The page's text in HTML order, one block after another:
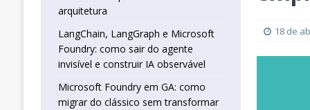
que jogar tudo para um LLM
[ 25 de abril de 2026 ]
Vibe Coding
18 de
arquitetura
LangChain, LangGraph e Microsoft
Foundry: como sair do agente
invisível e construir IA observável
Microsoft Foundry em GA: como
migrar do clássico sem transformar